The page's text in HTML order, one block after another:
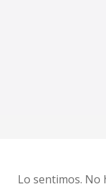
Lo sentimos.